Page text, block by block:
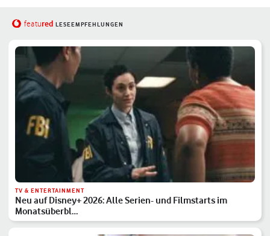
featured LESEEMPFEHLUNGEN
TV & ENTERTAINMENT
Neu auf Disney+ 2026: Alle Serien- und Filmstarts im
Monatsüberbl…